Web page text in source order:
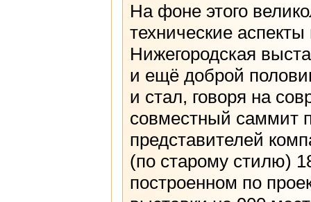
На фоне этого
технические
Нижегородская
и ещё доброй
и стал, говоря на
совместный саммит
представителей
(по старому стилю)
построенном по